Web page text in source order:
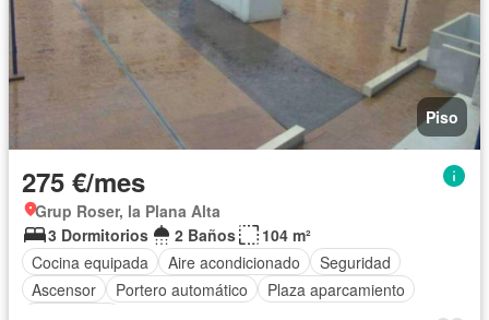
Piso
275 €/mes
Grup Roser, la Plana Alta
3 Dormitorios
2 Baños
104 m²
Cocina equipada
Aire acondicionado
Seguridad
Ascensor
Portero automático
Plaza aparcamiento